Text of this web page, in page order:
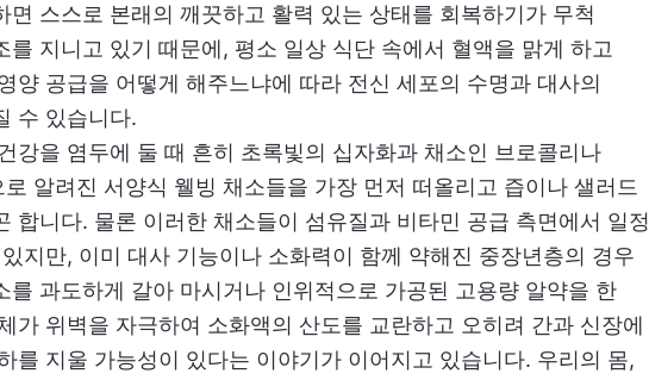
면 스스로 본래의 깨끗하고 활력 있는 상태를 회복하기가 무척
를 지니고 있기 때문에, 평소 일상 식단 속에서 혈액을 맑게 하고
양 공급을 어떻게 해주느냐에 따라 전신 세포의 수명과 대사의
수 있습니다.
강을 염두에 둘 때 흔히 초록빛의 십자화과 채소인 브로콜리나
알려진 서양식 웰빙 채소들을 가장 먼저 떠올리고 즙이나 샐러드
합니다. 물론 이러한 채소들이 섬유질과 비타민 공급 측면에서 일정
지만, 이미 대사 기능이나 소화력이 함께 약해진 중장년층의 경우
를 과도하게 갈아 마시거나 인위적으로 가공된 고용량 알약을 한
가 위벽을 자극하여 소화액의 산도를 교란하고 오히려 간과 신장에
를 지울 가능성이 있다는 이야기가 이어지고 있습니다. 우리의 몸,